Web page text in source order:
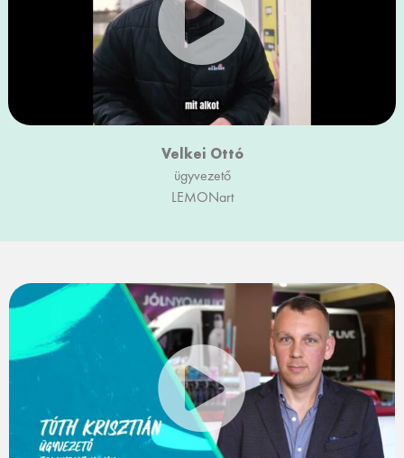
Velkei Ottó
ügyvezető
LEMONart